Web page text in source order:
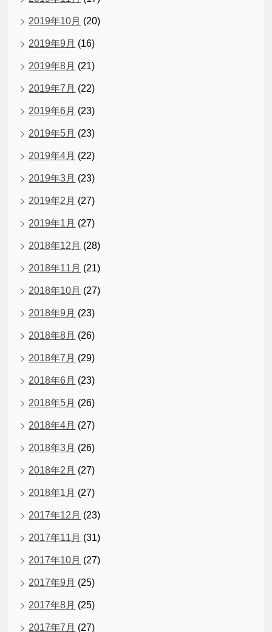
2019年10月 (20)
2019年9月 (16)
2019年8月 (21)
2019年7月 (22)
2019年6月 (23)
2019年5月 (23)
2019年4月 (22)
2019年3月 (23)
2019年2月 (27)
2019年1月 (27)
2018年12月 (28)
2018年11月 (21)
2018年10月 (27)
2018年9月 (23)
2018年8月 (26)
2018年7月 (29)
2018年6月 (23)
2018年5月 (26)
2018年4月 (27)
2018年3月 (26)
2018年2月 (27)
2018年1月 (27)
2017年12月 (23)
2017年11月 (31)
2017年10月 (27)
2017年9月 (25)
2017年8月 (25)
2017年7月 (27)